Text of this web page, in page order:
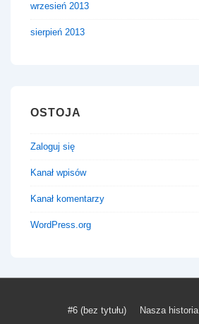
wrzesień 2013
sierpień 2013
OSTOJA
Zaloguj się
Kanał wpisów
Kanał komentarzy
WordPress.org
Menu
#6 (bez tytułu) Nasza historia